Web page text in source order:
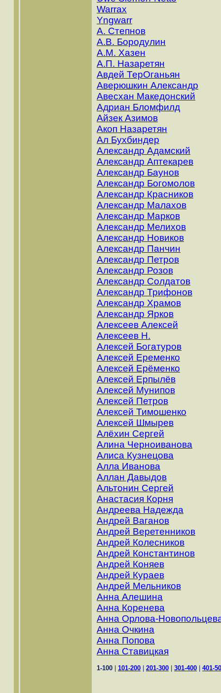
Warrax
Yngwarr
А. Степнов
А.В. Бородулин
А.М. Хазен
А.П. Назаретян
Авдей ТерОганьян
Аверюшкин Александр
Авесхан Македонский
Адриан Бломфилд
Айзек Азимов
Акоп Назаретян
Ал Бухбиндер
Александр Адамский
Александр Аптекарев
Александр Баунов
Александр Богомолов
Александр Красников
Александр Малахов
Александр Марков
Александр Мелихов
Александр Новиков
Александр Панчин
Александр Петров
Александр Розов
Александр Солдатов
Александр Трифонов
Александр Храмов
Александр Ярков
Алексеев Алексей
Алексеев Н.
Алексей Богатуров
Алексей Еременко
Алексей Ерёменко
Алексей Ерпылёв
Алексей Мунипов
Алексей Петров
Алексей Тимошенко
Алексей Шмырев
Алёхин Сергей
Алина Черноиванова
Алиса Кузнецова
Алла Иванова
Аллан Давыдов
Альтонин Сергей
Анастасия Корня
Андреева Надежда
Андрей Ваганов
Андрей Веретенников
Андрей Колесников
Андрей Константинов
Андрей Коняев
Андрей Кураев
Андрей Мельников
Анна Алешина
Анна Коренева
Анна Орлова-
Анна Очкина
Анна Попова
Анна Ставицкая
1-100 101-200 201-300 301-400 401-